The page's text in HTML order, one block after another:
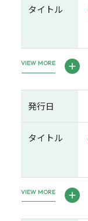
タイトル
VIEW MORE
発行日
タイトル
VIEW MORE